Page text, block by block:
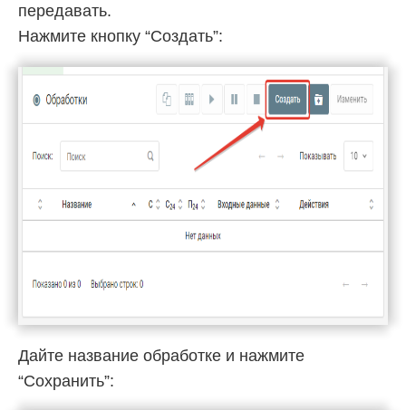
передавать.
Нажмите кнопку “Создать”:
Дайте название обработке и нажмите
“Сохранить”: